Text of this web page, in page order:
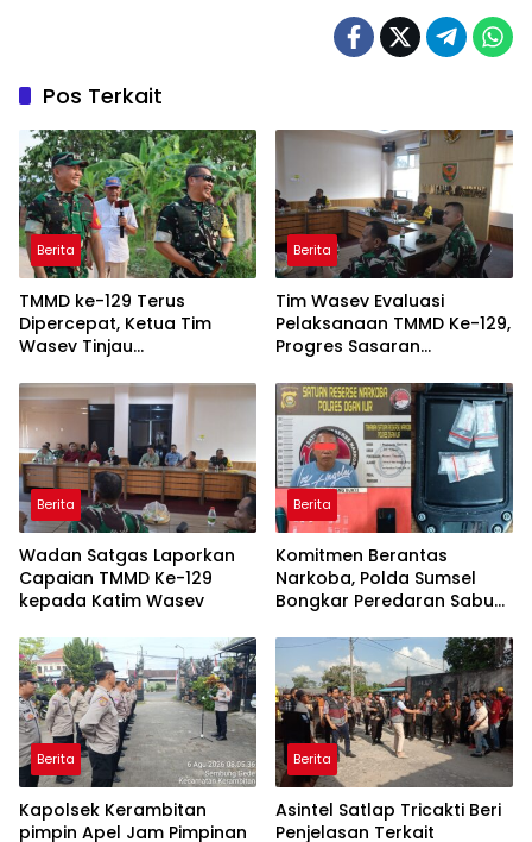
Pos Terkait
Berita
TMMD ke-129 Terus
Dipercepat, Ketua Tim
Wasev Tinjau
Talang Jambe
Berita
Tim Wasev Evaluasi
Pelaksanaan TMMD Ke-129,
Progres Sasaran
Berita
Wadan Satgas Laporkan
Capaian TMMD Ke-129
kepada Katim Wasev
Berita
Komitmen Berantas
Narkoba, Polda Sumsel
Bongkar Peredaran Sabu
Residivis
Berita
Kapolsek Kerambitan
pimpin Apel Jam Pimpinan
Berita
Asintel Satlap Tricakti Beri
Penjelasan Terkait